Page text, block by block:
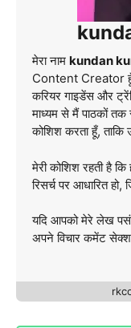
मेरा नाम kundan
Content Creator
करियर गाइडेंस और
माध्यम से मैं पाठकों तक
कोशिश करता हूँ, ताकि
मेरी कोशिश रहती है
रिसर्च पर आधारित
यदि आपको मेरे लेख
अपने विचार कमेंट